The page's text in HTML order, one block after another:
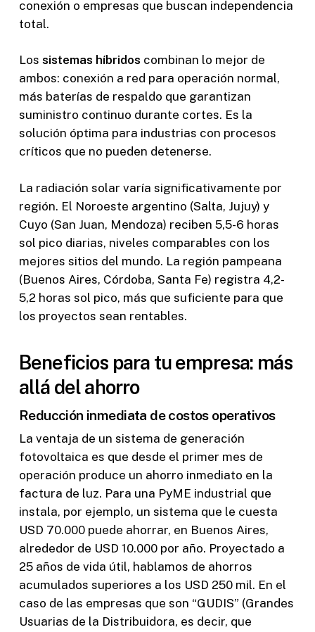
conexión o empresas que buscan independencia
total.
Los sistemas híbridos combinan lo mejor de
ambos: conexión a red para operación normal,
más baterías de respaldo que garantizan
suministro continuo durante cortes. Es la
solución óptima para industrias con procesos
críticos que no pueden detenerse.
La radiación solar varía significativamente por
región. El Noroeste argentino (Salta, Jujuy) y
Cuyo (San Juan, Mendoza) reciben 5,5-6 horas
sol pico diarias, niveles comparables con los
mejores sitios del mundo. La región pampeana
(Buenos Aires, Córdoba, Santa Fe) registra 4,2-
5,2 horas sol pico, más que suficiente para que
los proyectos sean rentables.
Beneficios para tu empresa: más
allá del ahorro
Reducción inmediata de costos operativos
La ventaja de un sistema de generación
fotovoltaica es que desde el primer mes de
operación produce un ahorro inmediato en la
factura de luz. Para una PyME industrial que
instala, por ejemplo, un sistema que le cuesta
USD 70.000 puede ahorrar, en Buenos Aires,
alrededor de USD 10.000 por año. Proyectado a
25 años de vida útil, hablamos de ahorros
acumulados superiores a los USD 250 mil. En el
caso de las empresas que son “GUDIS” (Grandes
Usuarias de la Distribuidora, es decir, que